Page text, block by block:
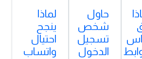
حاول
شخص
تسجيل
الدخول
لماذا
ينجح
احتيال
واتساب